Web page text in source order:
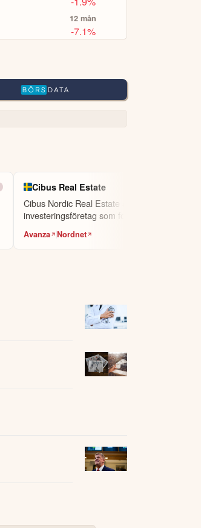
12 mån
-7.1%
Cibus Real Estate
Cibus Nordic Real Estate är ett
investeringsföretag som fokuserar på
Avanza Nordnet